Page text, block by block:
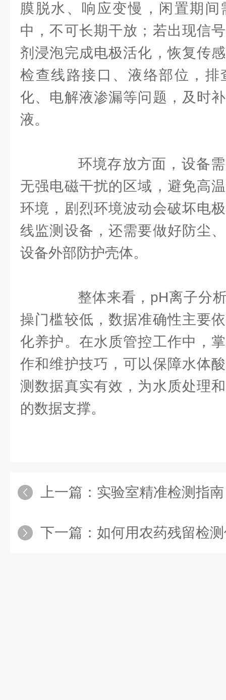
膜脱水、响应变慢，闲置期
中，不可长期干放；若出现信
剂浸泡完成电极活化，恢复传
检查线路接口、液络部位，排
化、电解液渗漏等问题，及时
液。
环境存放方面，设备需
无强电磁干扰的区域，避免高
环境，剧烈环境波动会破坏电
线监测设备，还需要做好防尘
设备外部防护壳体。
整体来看，pH离子分析
操门槛较低，数据准确性主要
化养护。在水质管控工作中，
作和维护技巧，可以保障水体
测数据真实有效，为水质处理
的数据支撑。
上一篇： 实验室精准检测指南：pH离子分析仪
下一篇： 如何用农药残留检测仪快速完